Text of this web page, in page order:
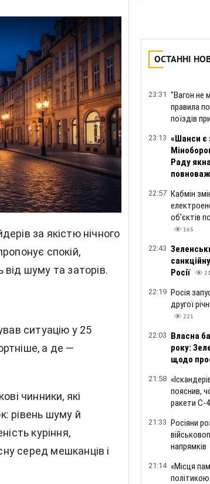
за якістю нічного
спокій,
шуму та заторів.
ситуацію у 25
а де —
чинники, які
рівень шуму й
куріння,
серед мешканців і
ОСТАННІ
23:31 "Вагон не
правила
поїздів
23:13 «Шанси є
Раду
22:57 Кабмін
об'єктів
165
22:43
Росії
22:19 Росія
другої
221
22:03 Власна
року:
щодо
21:58
пояснив,
ракети С-
21:33 Росіяни
напрямків
21:14 «Місця